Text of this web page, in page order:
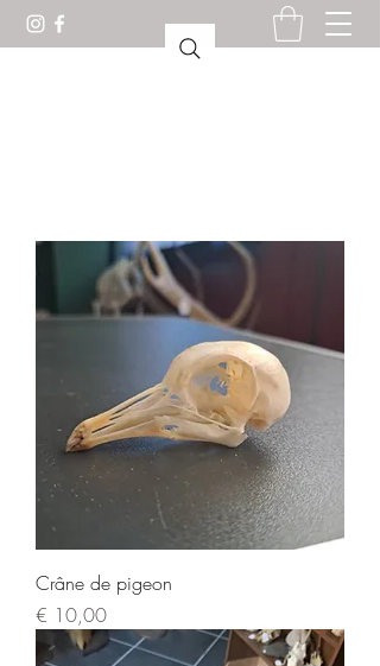
Crâne de pigeon
Prijs
€ 10,00